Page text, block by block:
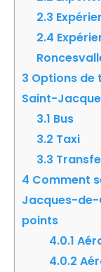
2.3
2.4
3 Options de
Saint-
3.1 Bus
3.2 Taxi
3.3
4 Comment
Jacques-de-
points
4.0.1
4.0.2